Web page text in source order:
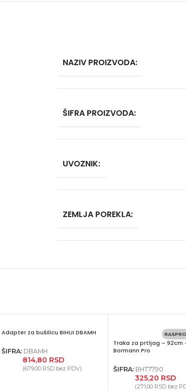
NAZIV PROIZVODA:
ŠIFRA PROIZVODA:
UVOZNIK:
ZEMLJA POREKLA:
Adapter za bušilicu BIHUI DBAMH
ŠIFRA: DBAMH
814,80 RSD
(679,00 RSDbez PDV)
Traka za prtljag – 92cm
Bormann Pro
ŠIFRA: BHT7790
325,20 RSD
(271,00 RSD bez